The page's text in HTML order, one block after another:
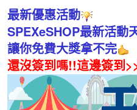
最新優惠活動
SPEXeSHOP最新活動
讓你免費大獎拿不完
還沒簽到嗎!!這邊簽到